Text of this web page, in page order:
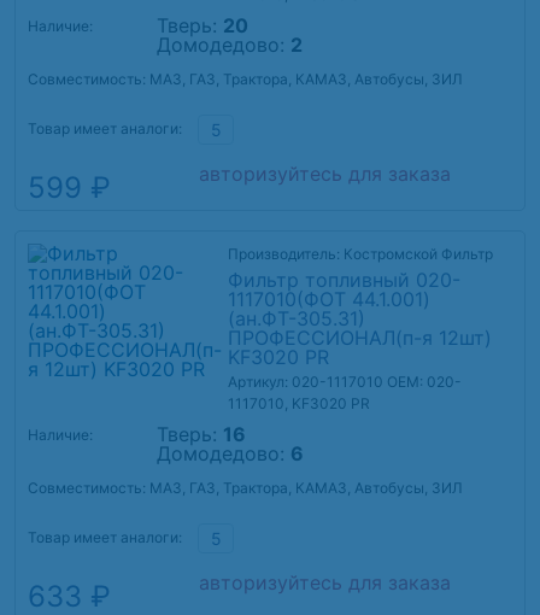
Наличие:
Тверь: 20
Домодедово: 2
Совместимость: МАЗ, ГАЗ, Трактора, КАМАЗ, Автобусы, ЗИЛ
Товар имеет аналоги: 5
599 ₽ авторизуйтесь для заказа
Производитель: Костромской Фильтр
Фильтр топливный 020-
1117010(ФОТ 44.1.001)
(ан.ФТ-305.31)
ПРОФЕССИОНАЛ(п-я 12шт)
KF3020 PR
Артикул: 020-1117010 OEM: 020-
1117010, KF3020 PR
Наличие:
Тверь: 16
Домодедово: 6
Совместимость: МАЗ, ГАЗ, Трактора, КАМАЗ, Автобусы, ЗИЛ
Товар имеет аналоги: 5
633 ₽ авторизуйтесь для заказа